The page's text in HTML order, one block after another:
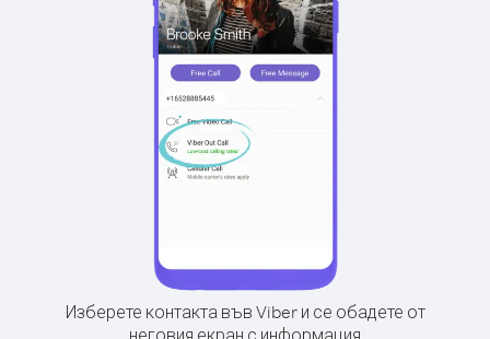
Изберете контакта във Viber и се обадете от
неговия екран с информация